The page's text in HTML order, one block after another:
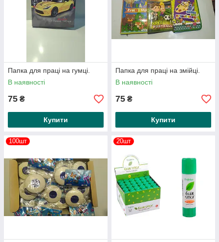
Папка для праці на гумці.
В наявності
75 ₴
Купити
Папка для праці на змійці.
В наявності
75 ₴
Купити
100шт 20шт